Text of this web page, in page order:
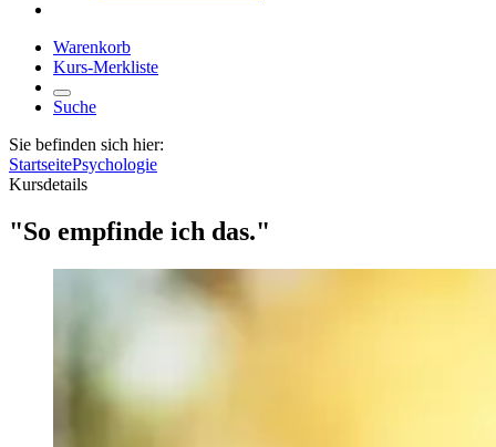
Warenkorb
Kurs-Merkliste
Suche
Sie befinden sich hier:
StartseitePsychologie
Kursdetails
"So empfinde ich das."